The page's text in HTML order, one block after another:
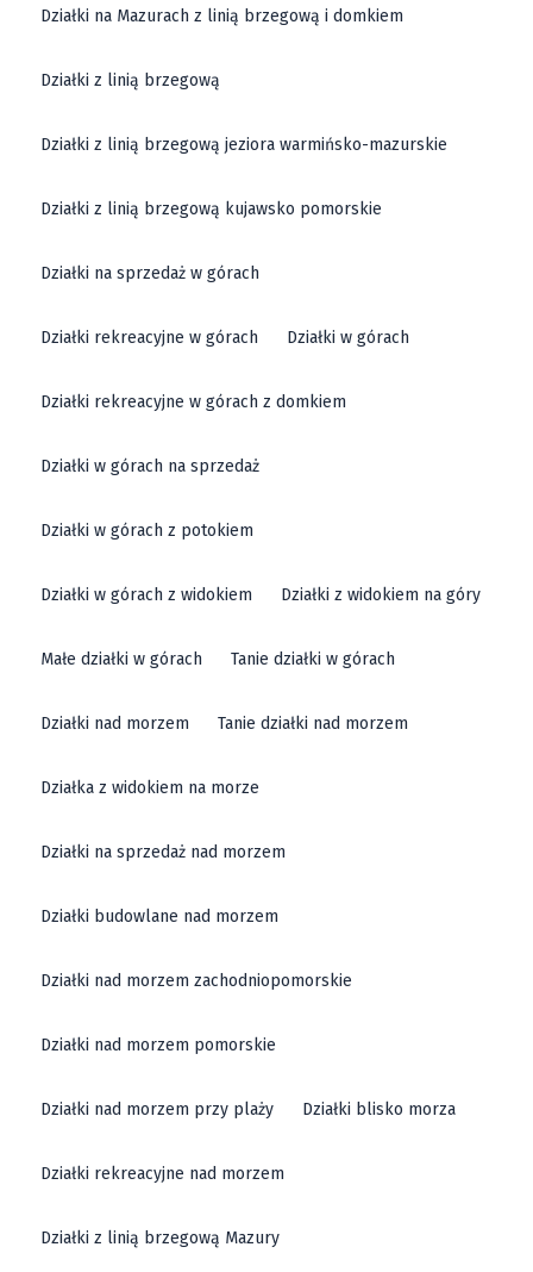
Działki na Mazurach z linią brzegową i domkiem
Działki z linią brzegową
Działki z linią brzegową jeziora warmińsko-mazurskie
Działki z linią brzegową kujawsko pomorskie
Działki na sprzedaż w górach
Działki rekreacyjne w górach Działki w górach
Działki rekreacyjne w górach z domkiem
Działki w górach na sprzedaż
Działki w górach z potokiem
Działki w górach z widokiem Działki z widokiem na góry
Małe działki w górach Tanie działki w górach
Działki nad morzem Tanie działki nad morzem
Działka z widokiem na morze
Działki na sprzedaż nad morzem
Działki budowlane nad morzem
Działki nad morzem zachodniopomorskie
Działki nad morzem pomorskie
Działki nad morzem przy plaży Działki blisko morza
Działki rekreacyjne nad morzem
Działki z linią brzegową Mazury